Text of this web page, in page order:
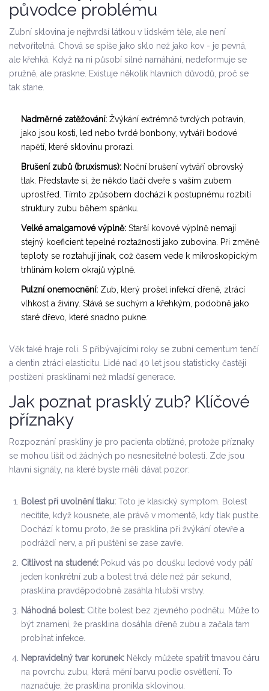
původce problému
Zubní sklovina je nejtvrdší látkou v lidském těle, ale není
netvořitelná. Chová se spíše jako sklo než jako kov - je pevná,
ale křehká. Když na ni působí silné namáhání, nedeformuje se
pružně, ale praskne. Existuje několik hlavních důvodů, proč se
tak stane.
Nadměrné zatěžování: Žvýkání extrémně tvrdých potravin,
jako jsou kosti, led nebo tvrdé bonbony, vytváří bodové
napětí, které sklovinu prorazí.
Brušení zubů (bruxismus): Noční brušení vytváří obrovský
tlak. Představte si, že někdo tlačí dveře s vaším zubem
uprostřed. Tímto způsobem dochází k postupnému rozbití
struktury zubu během spánku.
Velké amalgamové výplně: Starší kovové výplně nemají
stejný koeficient tepelné roztažnosti jako zubovina. Při změně
teploty se roztahují jinak, což časem vede k mikroskopickým
trhlinám kolem okrajů výplně.
Pulzní onemocnění: Zub, který prošel infekcí dřeně, ztrácí
vlhkost a živiny. Stává se suchým a křehkým, podobně jako
staré dřevo, které snadno pukne.
Věk také hraje roli. S přibývajícími roky se zubní cementum tenčí
a dentin ztrácí elasticitu. Lidé nad 40 let jsou statisticky častěji
postiženi prasklinami než mladší generace.
Jak poznat prasklý zub? Klíčové
příznaky
Rozpoznání praskliny je pro pacienta obtížné, protože příznaky
se mohou lišit od žádných po nesnesitelné bolesti. Zde jsou
hlavní signály, na které byste měli dávat pozor:
Bolest při uvolnění tlaku: Toto je klasický symptom. Bolest
necítíte, když kousnete, ale právě v momentě, kdy tlak pustíte.
Dochází k tomu proto, že se prasklina při žvýkání otevře a
podráždí nerv, a při puštění se zase zavře.
Citlivost na studené: Pokud vás po doušku ledové vody pálí
jeden konkrétní zub a bolest trvá déle než pár sekund,
prasklina pravděpodobně zasáhla hlubší vrstvy.
Náhodná bolest: Citíte bolest bez zjevného podnětu. Může to
být znamení, že prasklina dosáhla dřeně zubu a začala tam
probíhat infekce.
Nepravidelný tvar korunek: Někdy můžete spatřit tmavou čáru
na povrchu zubu, která mění barvu podle osvětlení. To
naznačuje, že prasklina pronikla sklovinou.